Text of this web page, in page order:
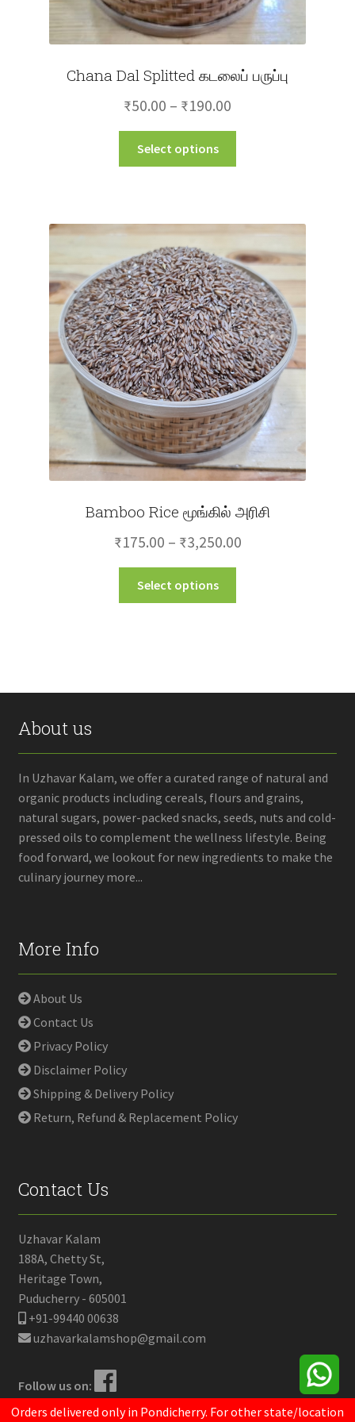
Orders delivered only in Pondicherry. For other state/location
Chana Dal Splitted கடலைப் பருப்பு
₹50.00 – ₹190.00
range:
Select options
The
options
may
be
chosen
on
the
product
page
Bamboo Rice மூங்கில் அரிசி
₹175.00 – ₹3,250.00Price
Select options
options
chosen
on
the
product
page
About us
In Uzhavar Kalam, we offer a curated range of natural and
organic products including cereals, flours and grains,
natural sugars, power-packed snacks, seeds, nuts and cold-
pressed oils to complement the wellness lifestyle. Being
food forward, we lookout for new ingredients to make the
culinary journey more...
More Info
About Us
Contact Us
Privacy Policy
Disclaimer Policy
Shipping & Delivery Policy
Return, Refund & Replacement Policy
Contact Us
Uzhavar Kalam
188A, Chetty St,
Heritage Town,
Puducherry - 605001
+91-99440 00638
uzhavarkalamshop@gmail.com
Follow us on: